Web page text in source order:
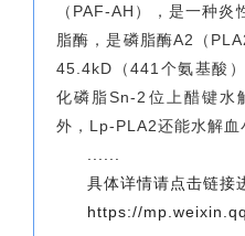
（PAF-AH），是一种
脂酶，是磷脂酶A2（
45.4kD（441个氨基酸
化磷脂Sn-2位上醋键水
外，Lp-PLA2还能水解血
具体详情请点击链接
https://